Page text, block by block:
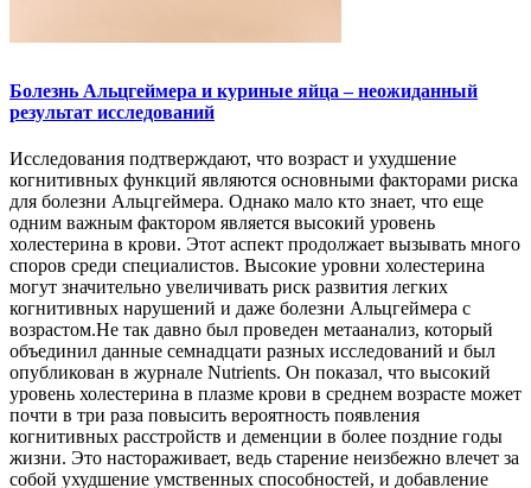
Болезнь Альцгеймера и куриные яйца – неожиданный
результат исследований
Исследования подтверждают, что возраст и ухудшение
когнитивных функций являются основными факторами риска
для болезни Альцгеймера. Однако мало кто знает, что еще
одним важным фактором является высокий уровень
холестерина в крови. Этот аспект продолжает вызывать много
споров среди специалистов. Высокие уровни холестерина
могут значительно увеличивать риск развития легких
когнитивных нарушений и даже болезни Альцгеймера с
возрастом.Не так давно был проведен метаанализ, который
объединил данные семнадцати разных исследований и был
опубликован в журнале Nutrients. Он показал, что высокий
уровень холестерина в плазме крови в среднем возрасте может
почти в три раза повысить вероятность появления
когнитивных расстройств и деменции в более поздние годы
жизни. Это настораживает, ведь старение неизбежно влечет за
собой ухудшение умственных способностей, и добавление